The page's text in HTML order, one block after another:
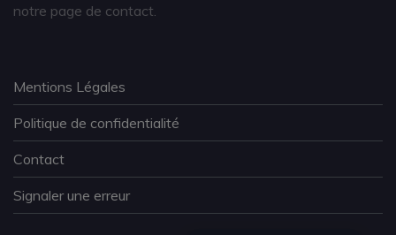
notre page de contact.
Mentions Légales
Politique de confidentialité
Contact
Signaler une erreur